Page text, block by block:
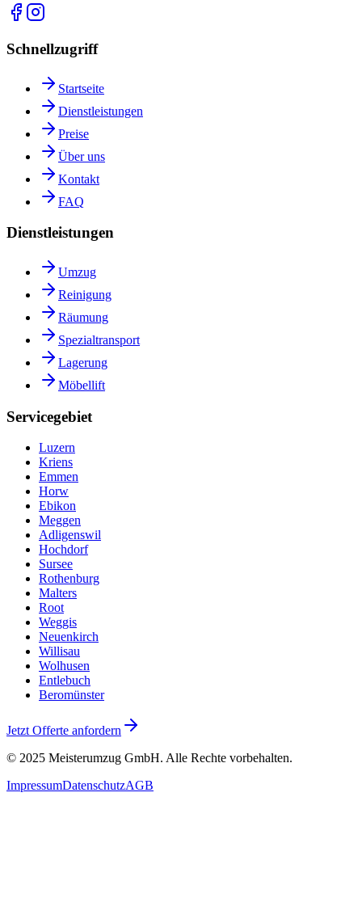
Schnellzugriff
Startseite
Dienstleistungen
Preise
Über uns
Kontakt
FAQ
Dienstleistungen
Umzug
Reinigung
Räumung
Spezialtransport
Lagerung
Möbellift
Servicegebiet
Luzern
Kriens
Emmen
Horw
Ebikon
Meggen
Adligenswil
Hochdorf
Sursee
Rothenburg
Malters
Root
Weggis
Neuenkirch
Willisau
Wolhusen
Entlebuch
Beromünster
Jetzt Offerte anfordern
© 2025 Meisterumzug GmbH. Alle Rechte vorbehalten.
ImpressumDatenschutzAGB